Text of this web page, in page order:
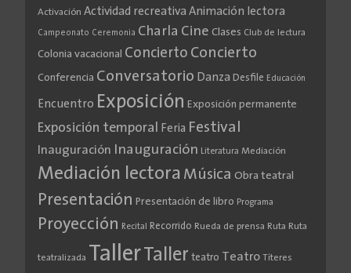
Activación Actividad recreativa Animación lectora
Campeonato Ceremonia Charla Cine Clases Club de lectura
Colonia vacacional Concierto Concierto
Conferencia Conversatorio Danza Desfile Educación
Encuentro Exposición Exposición permanente
Exposición temporal Feria Festival
Inauguración Inauguración Literatura Mediación
Mediación lectora Música Obra teatral
Presentación Presentación de libro Programa
Proyección Recital Recorrido Rueda de prensa Ruta Ruta
teatralizada Taller Taller teatro Teatro Títeres